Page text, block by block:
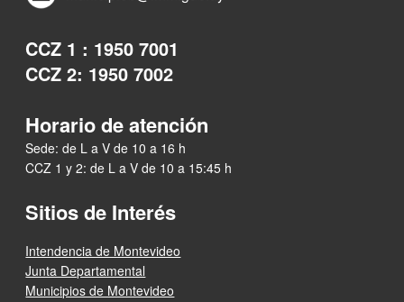
CCZ 1 : 1950 7001
CCZ 2: 1950 7002
Horario de atención
Sede: de L a V de 10 a 16 h
CCZ 1 y 2: de L a V de 10 a 15:45 h
Sitios de Interés
Intendencia de Montevideo
Junta Departamental
Municipios de Montevideo